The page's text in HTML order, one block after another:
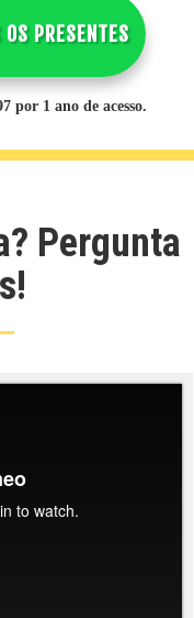
PRESENTES
por 1 ano de acesso.
Pergunta